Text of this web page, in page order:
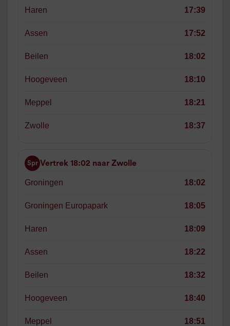
Haren 17:39
Assen 17:52
Beilen 18:02
Hoogeveen 18:10
Meppel 18:21
Zwolle 18:37
Spr Vertrek 18:02 naar Zwolle
Groningen 18:02
Groningen Europapark 18:05
Haren 18:09
Assen 18:22
Beilen 18:32
Hoogeveen 18:40
Meppel 18:51